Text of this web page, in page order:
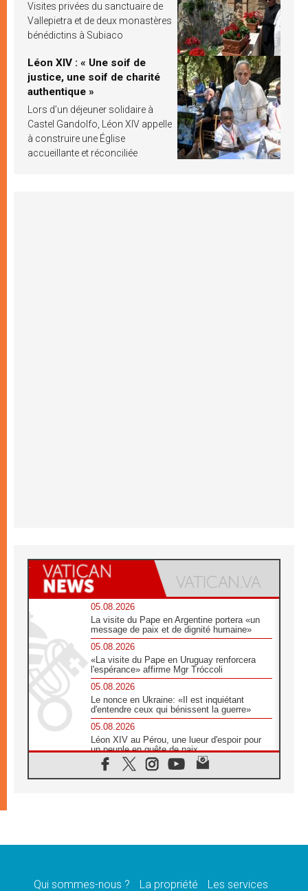
Visites privées du sanctuaire de
Vallepietra et de deux monastères
bénédictins à Subiaco
Léon XIV : « Une soif de
justice, une soif de charité
authentique »
Lors d’un déjeuner solidaire à
Castel Gandolfo, Léon XIV appelle
à construire une Église
accueillante et réconciliée
05.08.2026
La visite du Pape en Argentine portera «un
message de paix et de dignité humaine»
05.08.2026
«La visite du Pape en Uruguay renforcera
l'espérance» affirme Mgr Tróccoli
05.08.2026
Le nonce en Ukraine: «Il est inquiétant
d'entendre ceux qui bénissent la guerre»
05.08.2026
Léon XIV au Pérou, une lueur d'espoir pour
un peuple en quête de paix
05.08.2026
SCEAM: L'Église en Afrique vers
en Argentine et au Pérou
Qui sommes-nous ? La propriété Les services